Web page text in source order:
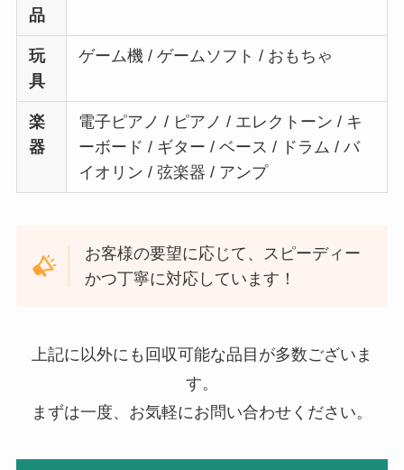
品
玩
具
ゲーム機 / ゲームソフト / おもちゃ
楽
器
電子ピアノ / ピアノ / エレクトーン / キ
ーボード / ギター / ベース / ドラム / バ
イオリン / 弦楽器 / アンプ
お客様の要望に応じて、スピーディー
かつ丁寧に対応しています！
上記に以外にも回収可能な品目が多数ございま
す。
まずは一度、お気軽にお問い合わせください。